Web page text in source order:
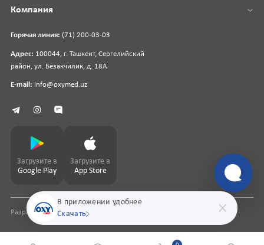
В приложении удобнее
Скачать
Горячая линия: (71) 200-03-03
Адрес: 100044, г. Ташкент, Сергелийский
район, ул. Безакчилик, д. 18А
E-mail: info@oxymed.uz
Компания
Загрузите в
Google Play
Загрузите в
App Store
Разработка сайтаpharmit.uz